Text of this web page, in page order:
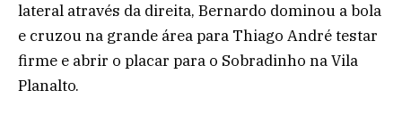
lateral através da direita, Bernardo dominou a bola
e cruzou na grande área para Thiago André testar
firme e abrir o placar para o Sobradinho na Vila
Planalto.